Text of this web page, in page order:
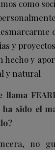
como
y
hecho y
y natural
llama
ha sido el
no